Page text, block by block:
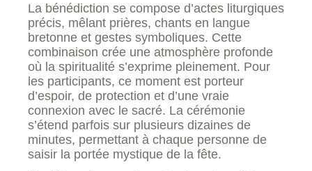
La bénédiction se compose d’actes liturgiques
précis, mêlant prières, chants en langue
bretonne et gestes symboliques. Cette
combinaison crée une atmosphère profonde
où la spiritualité s’exprime pleinement. Pour
les participants, ce moment est porteur
d’espoir, de protection et d’une vraie
connexion avec le sacré. La cérémonie
s’étend parfois sur plusieurs dizaines de
minutes, permettant à chaque personne de
saisir la portée mystique de la fête.